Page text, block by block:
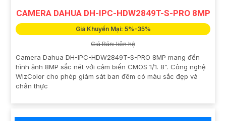
CAMERA DAHUA DH-IPC-HDW2849T-S-PRO 8MP
Giá Khuyến Mại: 5%-35%
Giá Bán: liên hệ
Camera Dahua DH-IPC-HDW2849T-S-PRO 8MP mang đến
hình ảnh 8MP sắc nét với cảm biến CMOS 1/1. 8”. Công nghệ
WizColor cho phép giám sát ban đêm có màu sắc đẹp và
chân thực